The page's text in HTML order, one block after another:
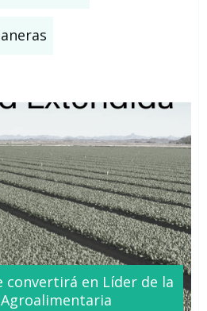
convertirá en Líder de la